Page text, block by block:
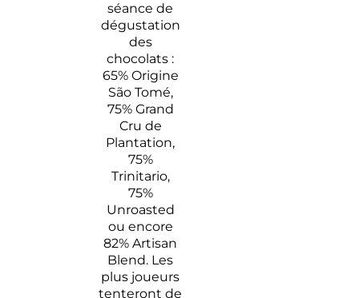
séance de
dégustation
des
chocolats :
65% Origine
São Tomé,
75% Grand
Cru de
Plantation,
75%
Trinitario,
75%
Unroasted
ou encore
82% Artisan
Blend. Les
plus joueurs
tenteront de